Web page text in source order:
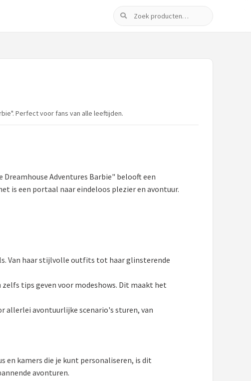
Zoeken
Perfect voor fans van alle leeftijden.
Adventures Barbie" belooft een
is een portaal naar eindeloos plezier en avontuur.
Van haar stijlvolle outfits tot haar glinsterende
tips geven voor modeshows. Dit maakt het
allerlei avontuurlijke scenario's sturen, van
en kamers die je kunt personaliseren, is dit
avonturen.